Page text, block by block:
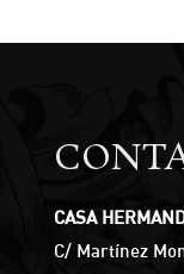
CASA
C/ Martínez